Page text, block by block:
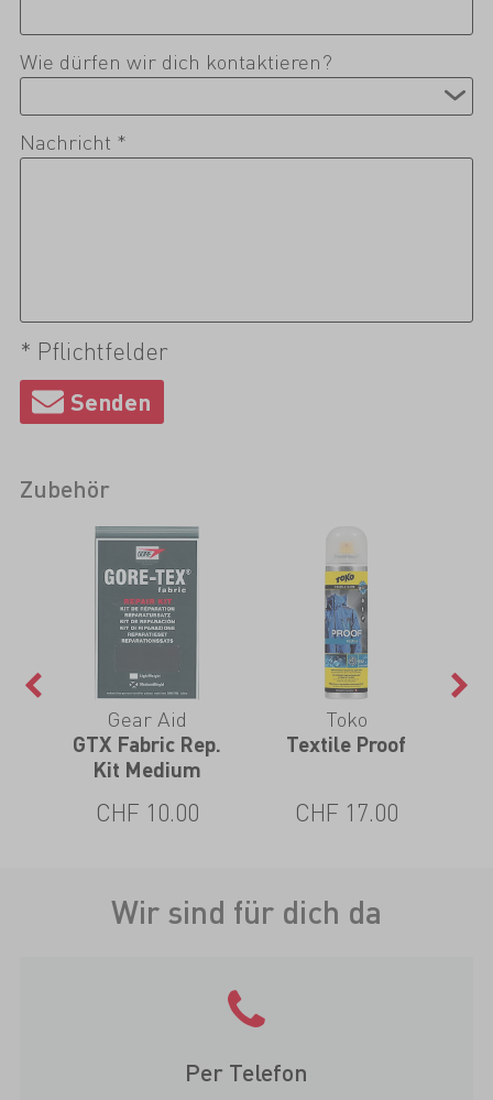
Wie dürfen wir dich kontaktieren?
Nachricht *
* Pflichtfelder
Zubehör
Gear Aid
GTX Fabric Rep.
Kit Medium
CHF 10.00
Toko
Textile Proof
CHF 17.00
Wir sind für dich da
Per Telefon